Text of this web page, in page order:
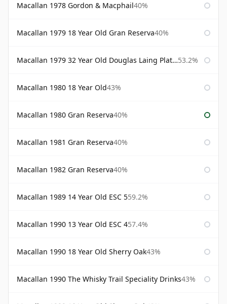
Macallan 1978 Gordon & Macphail40%
Macallan 1979 18 Year Old Gran Reserva40%
Macallan 1979 32 Year Old Douglas Laing Platinum Platinum Selection 53.2%
Macallan 1980 18 Year Old43%
Macallan 1980 Gran Reserva40%
Macallan 1981 Gran Reserva40%
Macallan 1982 Gran Reserva40%
Macallan 1989 14 Year Old ESC 559.2%
Macallan 1990 13 Year Old ESC 457.4%
Macallan 1990 18 Year Old Sherry Oak43%
Macallan 1990 The Whisky Trail Speciality Drinks43%